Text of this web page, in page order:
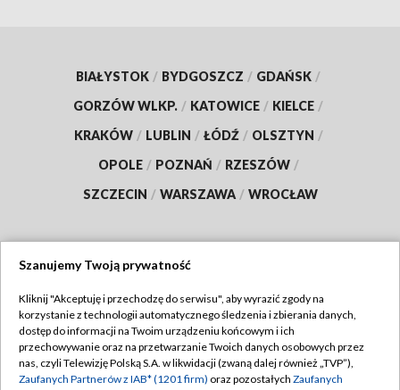
BIAŁYSTOK / BYDGOSZCZ / GDAŃSK /
GORZÓW WLKP. / KATOWICE / KIELCE /
KRAKÓW / LUBLIN / ŁÓDŹ / OLSZTYN /
OPOLE / POZNAŃ / RZESZÓW /
SZCZECIN / WARSZAWA / WROCŁAW
TVP
Abonament TVP
Emisja w TVP
Regulamin TVP
Polityka prywatności
Szanujemy Twoją prywatność
Kliknij "Akceptuję i przechodzę do serwisu", aby wyrazić zgody na
korzystanie z technologii automatycznego śledzenia i zbierania danych,
dostęp do informacji na Twoim urządzeniu końcowym i ich
przechowywanie oraz na przetwarzanie Twoich danych osobowych przez
nas, czyli Telewizję Polską S.A. w likwidacji (zwaną dalej również „TVP”),
Zaufanych Partnerów z IAB* (1201 firm) oraz pozostałych Zaufanych